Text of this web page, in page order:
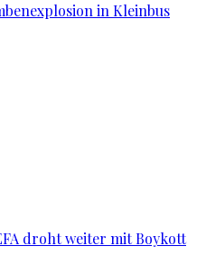
in Kleinbus
droht weiter mit Boykott